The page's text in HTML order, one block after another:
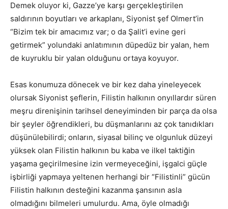
Demek oluyor ki, Gazze’ye karşı gerçekleştirilen
saldırının boyutları ve arkaplanı, Siyonist şef Olmert’in
“Bizim tek bir amacımız var; o da Şalit’i evine geri
getirmek” yolundaki anlatımının düpedüz bir yalan, hem
de kuyruklu bir yalan olduğunu ortaya koyuyor.
Esas konumuza dönecek ve bir kez daha yineleyecek
olursak Siyonist şeflerin, Filistin halkının onyıllardır süren
meşru direnişinin tarihsel deneyiminden bir parça da olsa
bir şeyler öğrendikleri, bu düşmanlarını az çok tanıdıkları
düşünülebilirdi; onların, siyasal bilinç ve olgunluk düzeyi
yüksek olan Filistin halkının bu kaba ve ilkel taktiğin
yaşama geçirilmesine izin vermeyeceğini, işgalci güçle
işbirliği yapmaya yeltenen herhangi bir “Filistinli” gücün
Filistin halkının desteğini kazanma şansının asla
olmadığını bilmeleri umulurdu. Ama, öyle olmadığı